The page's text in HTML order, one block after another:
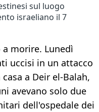
sul luogo
israeliano il 7
morire. Lunedì
uccisi in un attacco
a Deir el-Balah,
avevano solo due
dell'ospedale dei